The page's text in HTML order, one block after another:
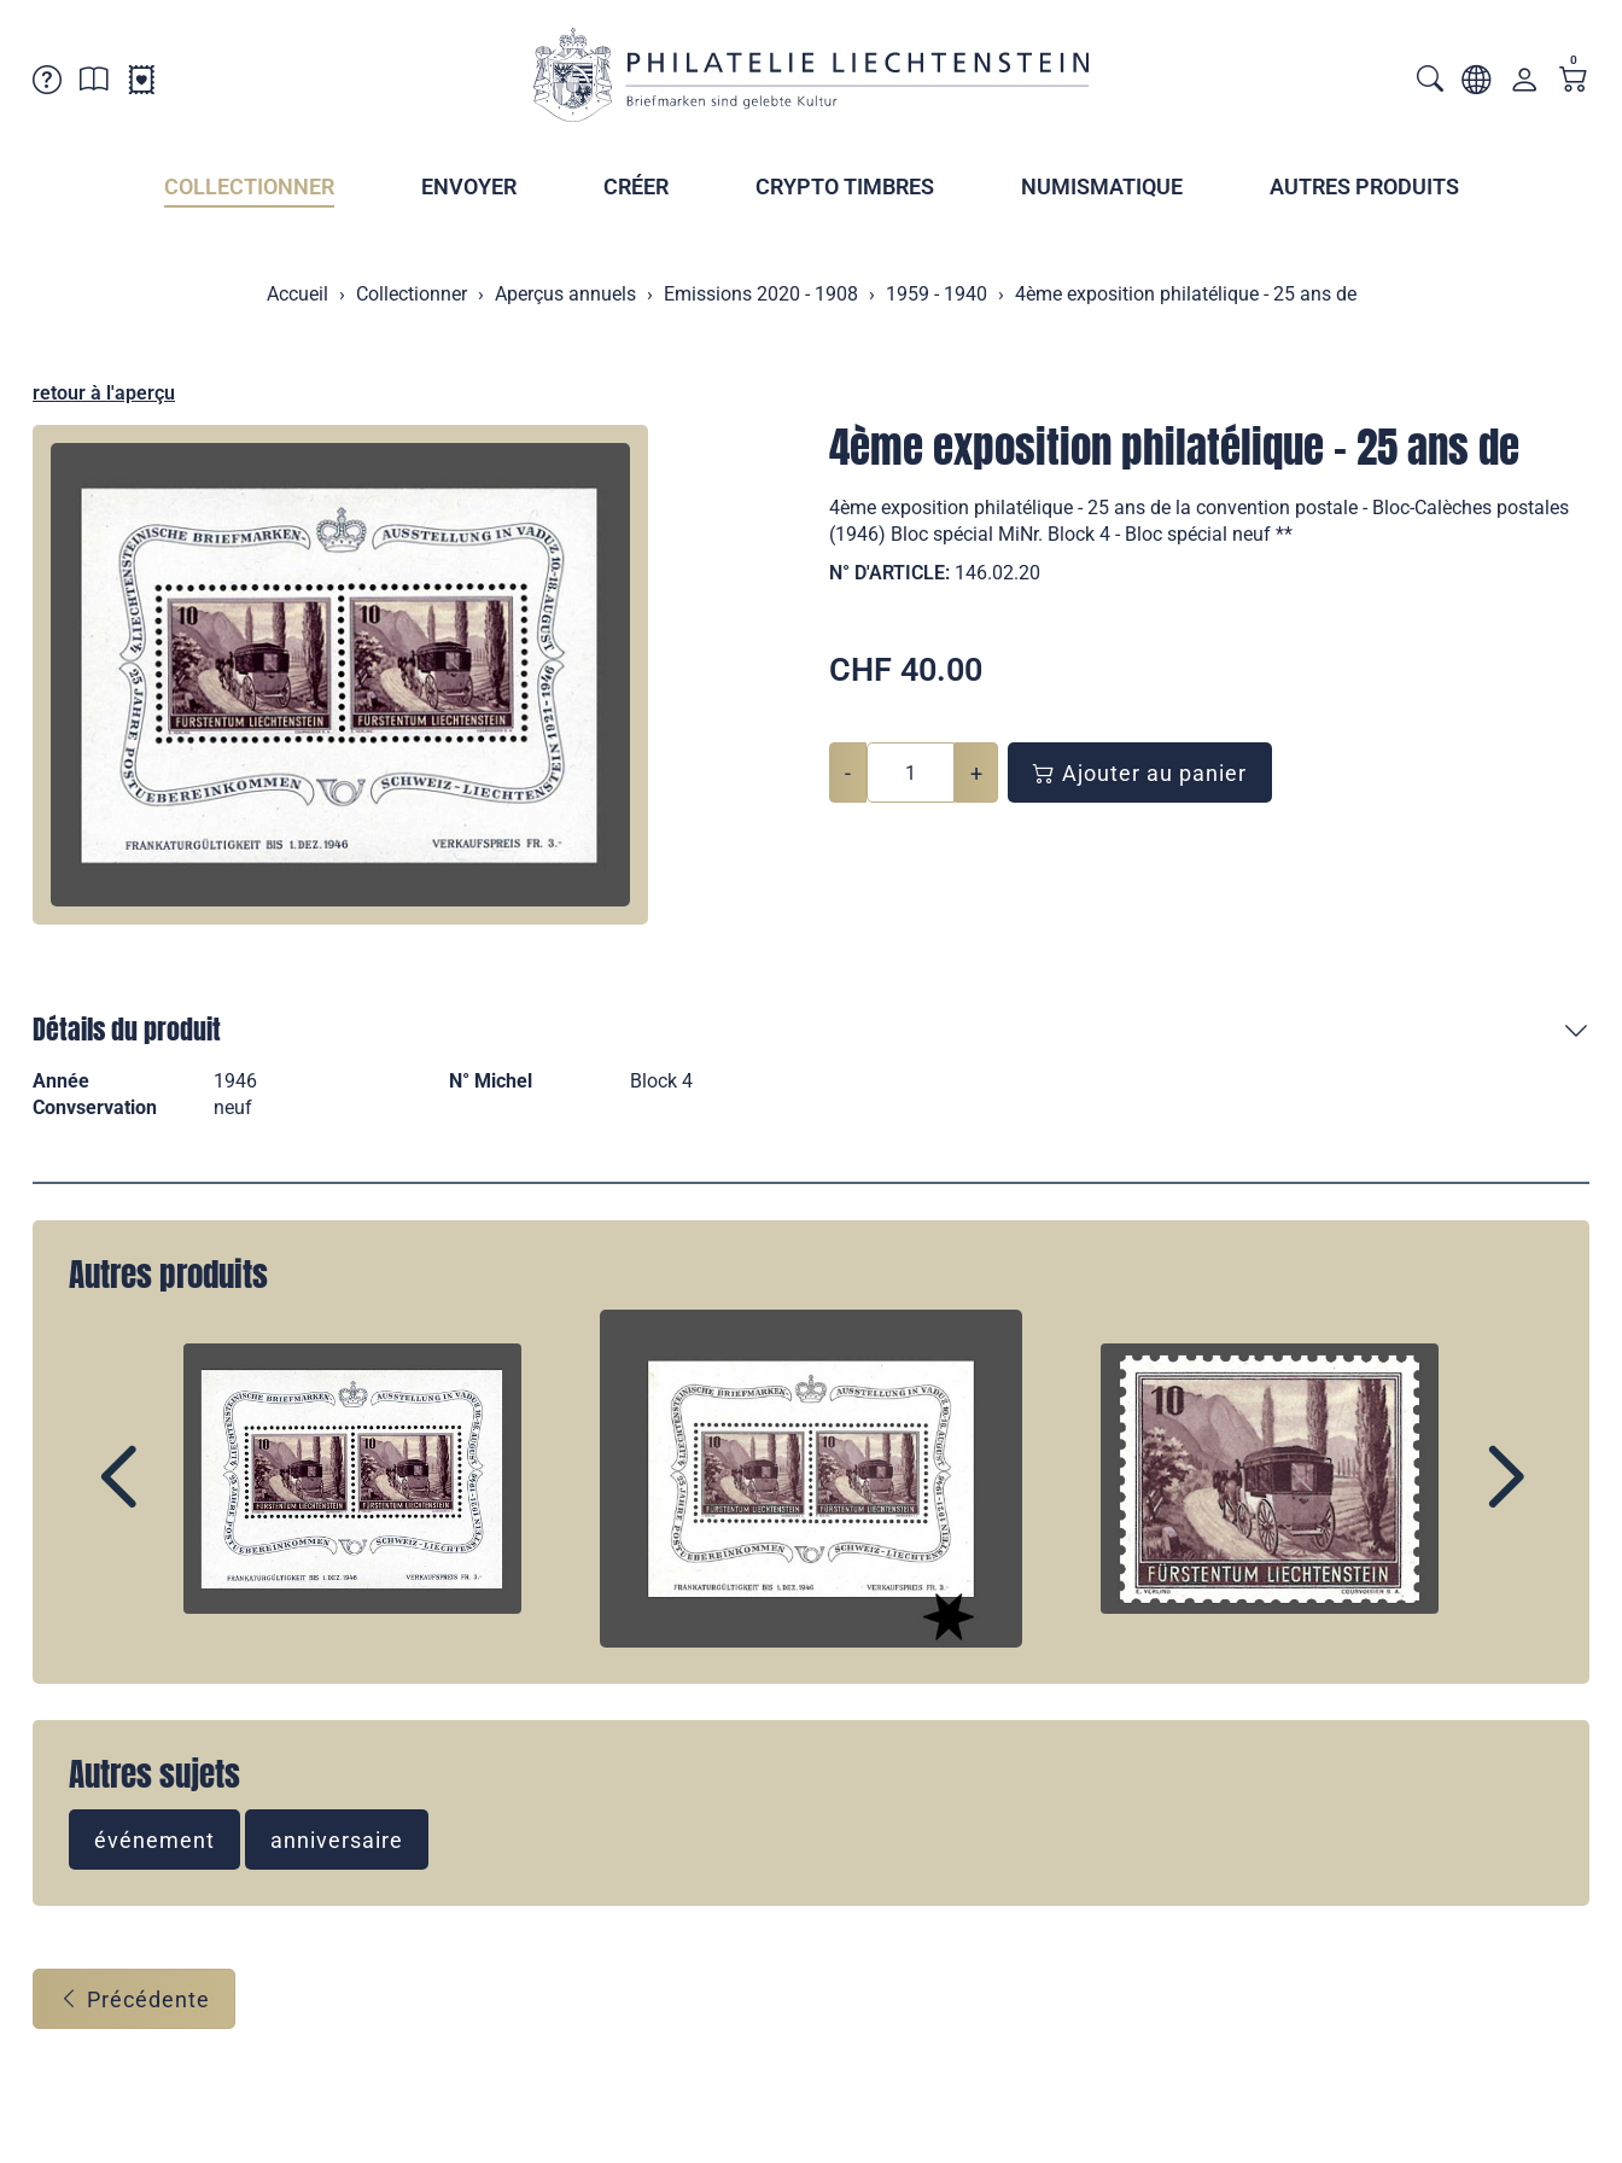
Points de vente
Sociétés de collectionneurs
Abonnement
Archives des timbrage
0
COLLECTIONNER ENVOYER CRÉER CRYPTO TIMBRES NUMISMATIQUE AUTRES PRODUITS
Accueil Collectionner Aperçus annuels Emissions 2020 - 1908 1959 - 1940 4ème exposition philatélique - 25 ans de
retour à l'aperçu
4ème exposition philatélique - 25 ans de
4ème exposition philatélique - 25 ans de la convention postale - Bloc-Calèches postales
(1946) Bloc spécial MiNr. Block 4 - Bloc spécial neuf **
N° D'ARTICLE: 146.02.20
CHF 40.00
- + Ajouter au panier
Détails du produit
Année 1946 N° Michel
Block 4
Convservation
neuf
Autres produits
Autres sujets
événement anniversaire
Précédente